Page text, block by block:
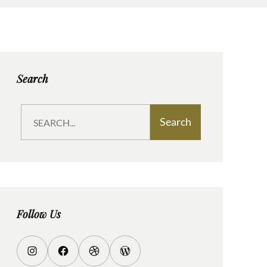
Search
a
Search
Follow Us
I
F
D
W